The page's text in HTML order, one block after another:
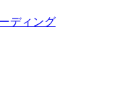
ディング